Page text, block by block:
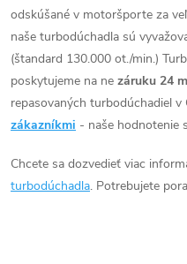
á
d
a
c
i
e
odskúšané v motoršporte za
naše turbodúchadla sú
(štandard 130.000 ot./min.)
poskytujeme na ne záruku 24
repasovaných turbodúchadiel v
zákazníkmi - naše hodnotenie
Chcete sa dozvedieť viac
turbodúchadla. Potrebujete